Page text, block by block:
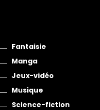
Fantaisie
Manga
Jeux-vidéo
Musique
Science-fiction